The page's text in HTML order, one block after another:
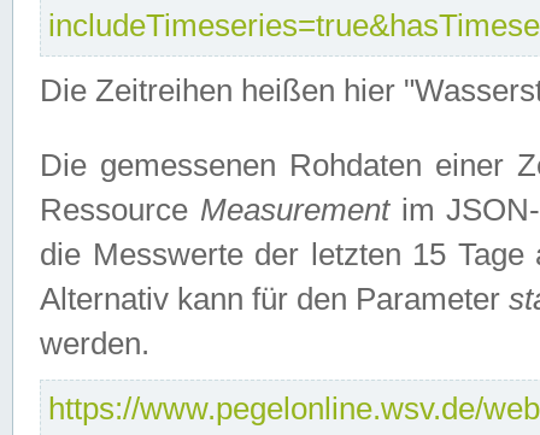
Die Zeitreihen heißen hier
Die gemessenen Rohdaten einer
Ressource Measurementim JSON-
die Messwerte der letzten 15
Alternativ kann für den Parameter
werden.
https://www.pegelonline.wsv.de/